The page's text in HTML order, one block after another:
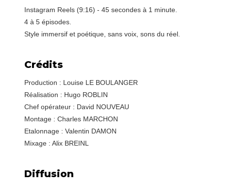
Instagram Reels (9:16) - 45 secondes à 1 minute.
4 à 5 épisodes.
Style immersif et poétique, sans voix, sons du réel.
Crédits
Production : Louise LE BOULANGER
Réalisation : Hugo ROBLIN
Chef opérateur : David NOUVEAU
Montage : Charles MARCHON
Etalonnage : Valentin DAMON
Mixage : Alix BREINL
Diffusion